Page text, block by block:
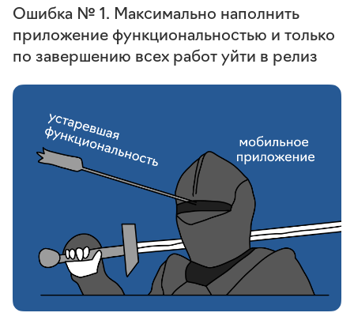
Ошибка № 1. Максимально наполнить
приложение функциональностью и только
по завершению всех работ уйти в релиз